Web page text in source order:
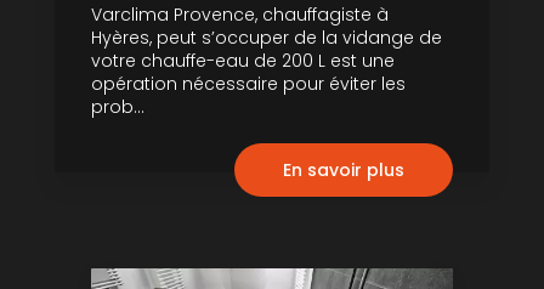
Varclima Provence, chauffagiste à
Hyères, peut s’occuper de la vidange de
votre chauffe-eau de 200 L est une
opération nécessaire pour éviter les
prob...
En savoir plus